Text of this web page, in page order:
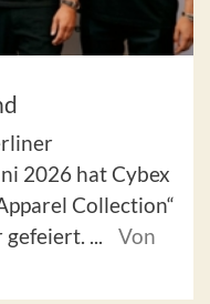
2026 hat Cybex
Collection“
...
Von